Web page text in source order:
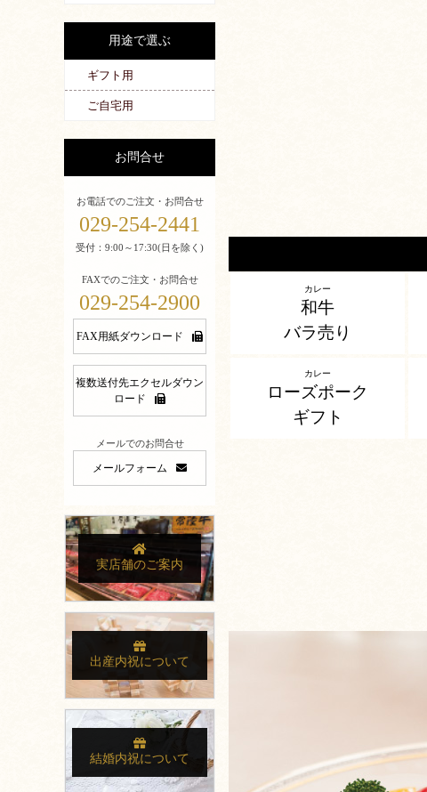
用途で選ぶ
ギフト用
ご自宅用
お問合せ
お電話でのご注文・お問合せ
029-254-2441
受付：9:00～17:30(日を除く)
FAXでのご注文・お問合せ
029-254-2900
FAX用紙ダウンロード
複数送付先エクセルダウン
ロード
メールでのお問合せ
メールフォーム
実店舗のご案内
出産内祝について
結婚内祝について
カレー
和牛
バラ売り
カレー
ローズポーク
ギフト